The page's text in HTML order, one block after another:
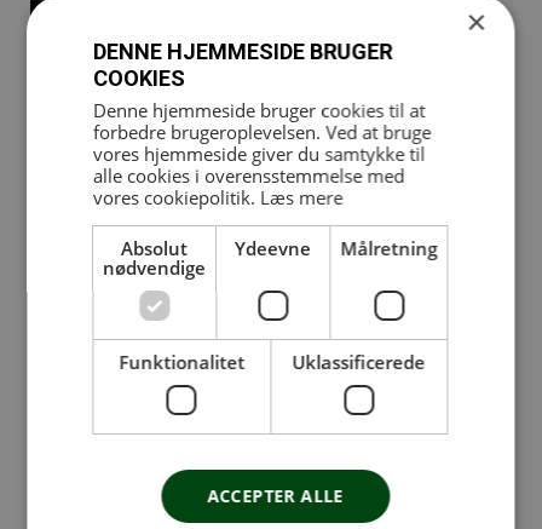
Tilmelding online
Derfor er Biocircuit populært
Et login: Det er nemt og hurtigt at komme igang
Glidende træning for maksimal effekt
Ingen muligheder for fejl, træning er altid guidet
Udstyr, der husker og tilpasser specifikt til den
enkelte bruger
Effektiv træning på 30 minutter eller mindre
Uanset hvilket fitness-mål du har, når du det
Sådan fungerer Biocircuit
Vælg det program, der passer til dig
×
DENNE HJEMMESIDE BRUGER
COOKIES
Denne hjemmeside bruger cookies til at
forbedre brugeroplevelsen. Ved at bruge
vores hjemmeside giver du samtykke til
alle cookies i overensstemmelse med
vores cookiepolitik. Læs mere
Absolut
nødvendige
Ydeevne Målretning
Funktionalitet Uklassificerede
ACCEPTER ALLE